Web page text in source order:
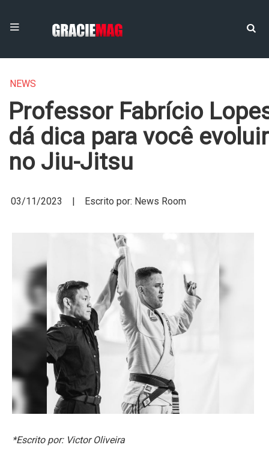
NEWS
Professor Fabrício
dá dica para você evoluir
no Jiu-Jitsu
03/11/2023 | Escrito por: News Room
*Escrito por: Victor Oliveira